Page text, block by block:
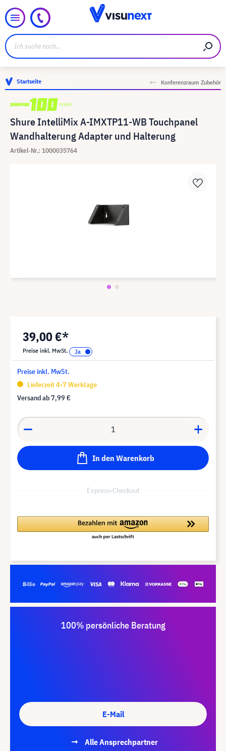
Startseite Konferenzraum Zubehör
Shure IntelliMix A-IMXTP11-WB Touchpanel
Wandhalterung Adapter und Halterung
Artikel-Nr.: 1000035764
39,00 €*
Preise inkl. MwSt.
Preise inkl. MwSt.
Lieferzeit 4-7 Werktage
Versand ab7,99 €
In den Warenkorb
Express-Checkout
100% persönliche Beratung
E-Mail
Alle Ansprechpartner